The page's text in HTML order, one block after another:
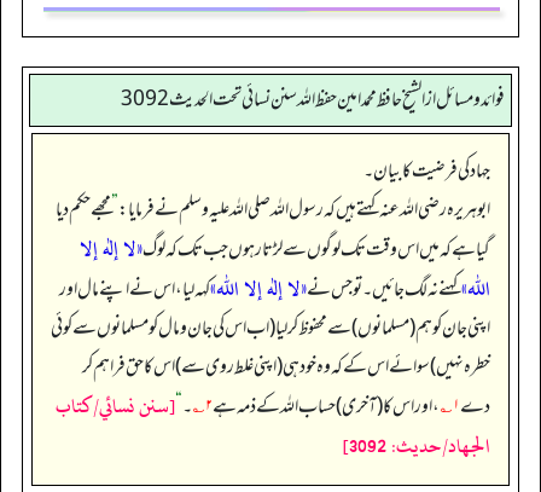
فوائد ومسائل از الشيخ حافظ محمد امين حفظ الله سنن نسائي تحت الحديث3092
جہاد کی فرضیت کا بیان۔
ابوہریرہ رضی الله عنہ کہتے ہیں کہ رسول اللہ صلی اللہ علیہ وسلم نے فرمایا:”مجھے حکم دیا
گیا ہے کہ میں اس وقت تک لوگوں سے لڑتا رہوں جب تک کہ لوگ«لا إله إلا
اللہ»کہنے نہ لگ جائیں۔ تو جس نے«لا إله إلا اللہ»کہہ لیا، اس نے اپنے مال اور
اپنی جان کو ہم (مسلمانوں) سے محفوظ کر لیا (اب اس کی جان و مال کو مسلمانوں سے کوئی
خطرہ نہیں) سوائے اس کے کہ وہ خود ہی (اپنی غلط روی سے) اس کا حق فراہم کر
دے۱؎ ، اور اس کا (آخری) حساب اللہ کے ذمہ ہے۲؎ ۔‏‏‏‏“[سنن نسائي/كتاب
الجهاد/حدیث: 3092]